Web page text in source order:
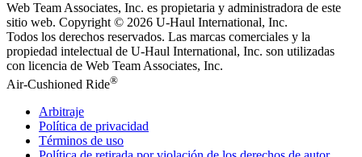
Web Team Associates, Inc. es propietaria y administradora de este
sitio web. Copyright © 2026 U-Haul International, Inc.
Todos los derechos reservados. Las marcas comerciales y la
propiedad intelectual de U-Haul International, Inc. son utilizadas
con licencia de Web Team Associates, Inc.
Air-Cushioned Ride®
Arbitraje
Política de privacidad
Términos de uso